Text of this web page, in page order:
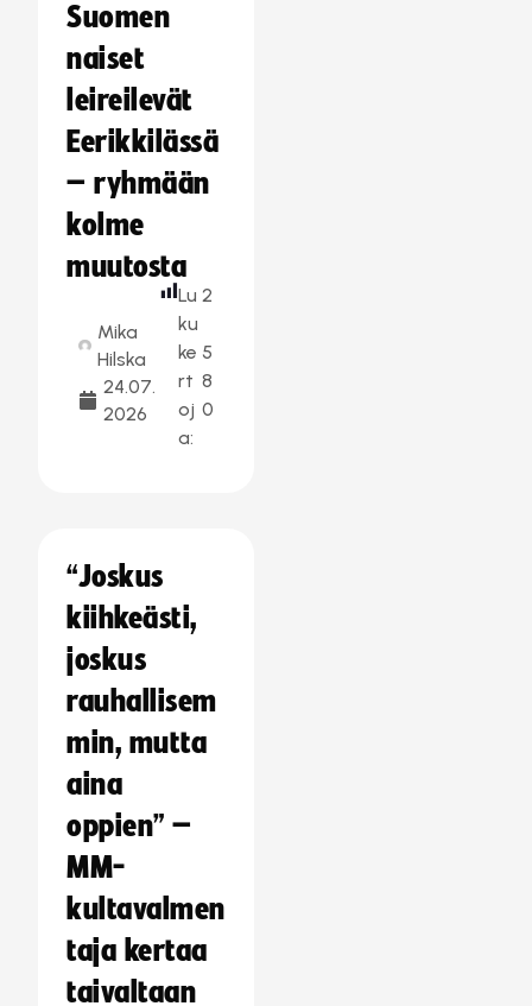
Suomen
naiset
leireilevät
Eerikkilässä
– ryhmään
kolme
muutosta
Mika
Hilska
24.07.
2026
Lu
ku
ke
rt
oj
a:
2
5
8
0
“Joskus
kiihkeästi,
joskus
rauhallisem
min, mutta
aina
oppien” –
MM-
kultavalmen
taja kertaa
taivaltaan